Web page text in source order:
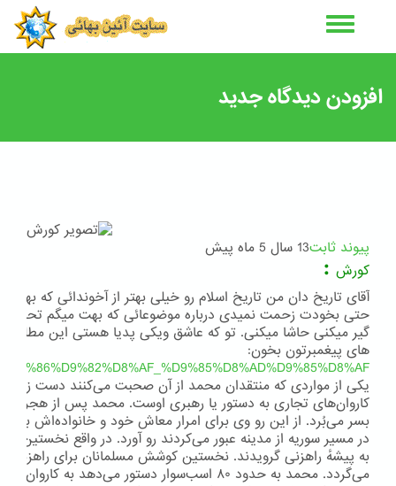
افزودن دیدگاه جدید
پیوند ثابت13 سال 5 ماه پیش
کورش :
آقای تاریخ دان من تاریخ اسلام رو خیلی بهتر از آخوندائی که
حتی بخودت زحمت نمیدی درباره موضوعائی که بهت میگم تحقیق
گیر میکنی حاشا میکنی. تو که عاشق ویکی پدیا هستی این مطلب
های پیغمبرتون بخون:
یکی از مواردی که منتقدان محمد از آن صحبت می‌کنند دست زدن
کاروان‌های تجاری به دستور یا رهبری اوست. محمد پس از هجرت
بسر می‌بُرد. از این رو وی برای امرار معاش خود و خانواده‌اش به
در مسیر سوریه از مدینه عبور می‌کردند رو آورد. در واقع نخستین
به پیشهٔ راهزنی گرویدند. نخستین کوشش مسلمانان برای راهزنی
می‌گردد. محمد به حدود ۸۰ اسب‌سوار دستور می‌دهد